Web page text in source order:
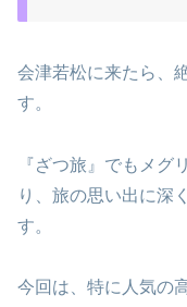
会津若松に来たら、
す。
『ざつ旅』でもメグ
り、旅の思い出に深
す。
今回は、特に人気の